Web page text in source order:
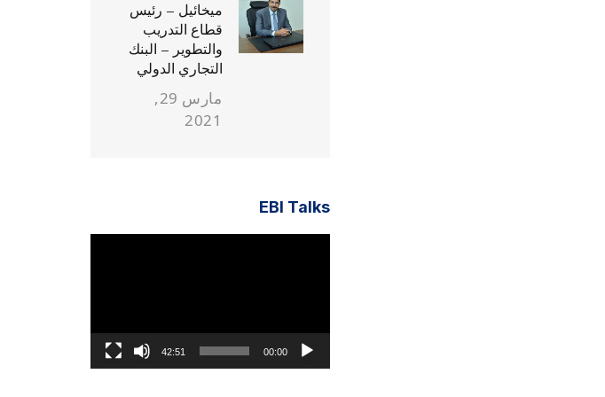
ميخائيل – رئيس
قطاع التدريب
والتطوير – البنك
التجاري الدولي
مارس 29,
2021
EBI Talks
00:00
42:51